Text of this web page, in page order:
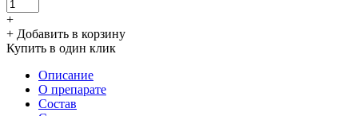
+
+ Добавить в корзину
Купить в один клик
Описание
О препарате
Состав